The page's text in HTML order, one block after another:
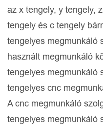
az x tengely, y tengely,
tengely és c tengely
tengelyes megmunkáló
használt megmunkáló
tengelyes megmunkáló
tengelyes cnc
A cnc megmunkáló
tengelyes megmunkáló